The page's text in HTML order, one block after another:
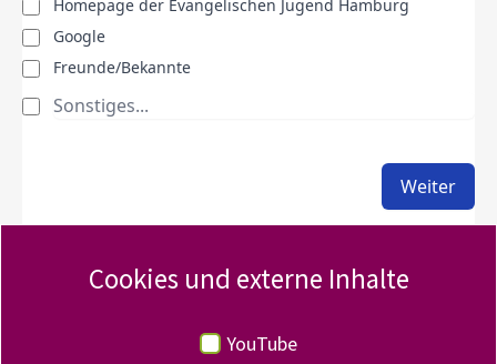
Cookies und externe Inhalte
YouTube